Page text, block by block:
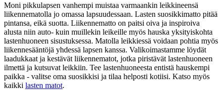
Moni pikkulapsen vanhempi muistaa varmaankin leikkineensä
liikennematolla jo omassa lapsuudessaan. Lasten suosikkimatto pitää
pintansa, eikä suotta. Liikennematto on paitsi oiva ja inspiroiva
alusta niin auto- kuin muillekin leikeille myös hauska yksityiskohta
lastenhuoneen sisustuksessa. Matolla leikkiessä voidaan pohtia myös
liikennesääntöjä yhdessä lapsen kanssa. Valikoimastamme löydät
laadukkaat ja kestävät liikennematot, jotka piristävät lastenhuoneen
ilmettä ja kutsuvat leikkiin. Tee lastenhuoneesta entistä hauskempi
paikka - valitse oma suosikkisi ja tilaa helposti kotiisi. Katso myös
kaikki lasten matot.